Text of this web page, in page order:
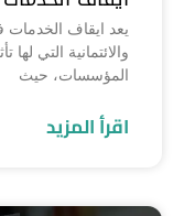
يعد ايقاف
والائتمانية التي
المؤسسات، حيث
اقرأ المزيد